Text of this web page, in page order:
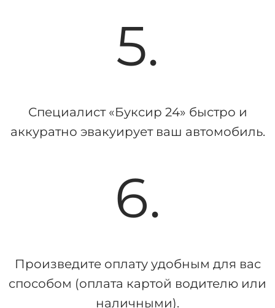
5.
Специалист «Буксир 24» быстро и
аккуратно эвакуирует ваш автомобиль.
6.
Произведите оплату удобным для вас
способом (оплата картой водителю или
наличными).